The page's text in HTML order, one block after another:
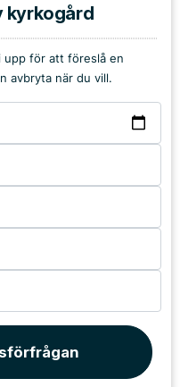
kyrkogård
upp för att föreslå en
avbryta när du vill.